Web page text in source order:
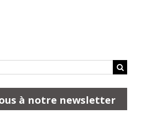
à notre newsletter